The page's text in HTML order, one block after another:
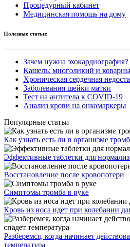
Процедурный кабинет
Медицинская помощь на дому
Полезные статьи:
Зачем нужна эхокардиография?
Кашель: многоликий и
Хроническая сердечная
Заболевания шейки матки
Тест на антитела к COVID-19
Анализ крови на онкомаркеры
Популярные статьи
Как узнать есть ли в организме
Эффективные таблетки для
Восстановление после кровопотери
Симптомы тромба в руке
Кровь из носа идет при колебании
Разберемся, когда начинает
температура